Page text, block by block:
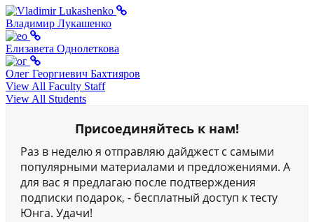
Владимир Лукашенко
Елизавета Однолеткова
Олег Георгиевич Бахтияров
View All Faculty Staff
View All Students
Присоединяйтесь к нам!
Раз в неделю я отправляю дайджест с самыми
популярными материалами и предложениями. А
для вас я предлагаю после подтверждения
подписки подарок, - бесплатный доступ к тесту
Юнга. Удачи!